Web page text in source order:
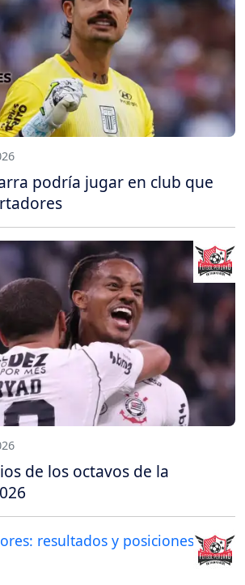
podría jugar en club que
de los octavos de la